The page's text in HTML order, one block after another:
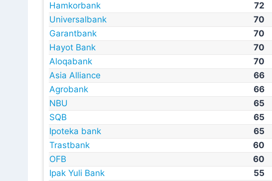
Hamkorbank
72
Universalbank 70
Garantbank 70
Hayot Bank 70
Aloqabank 70
Asia Alliance 66
Agrobank 66
NBU 65
SQB 65
Ipoteka bank 65
Trastbank 60
OFB 60
Ipak Yuli Bank 55